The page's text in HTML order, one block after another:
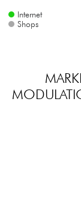
Internet
Shops